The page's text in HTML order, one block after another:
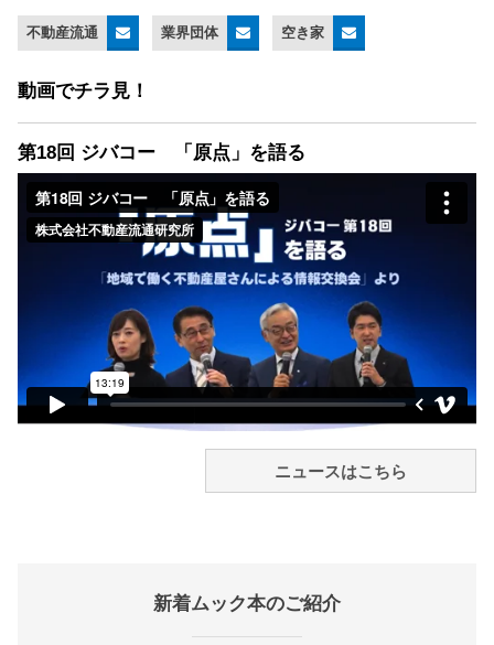
不動産流通 業界団体 空き家
動画でチラ見！
第18回 ジバコー 「原点」を語る
ニュースはこちら
新着ムック本のご紹介